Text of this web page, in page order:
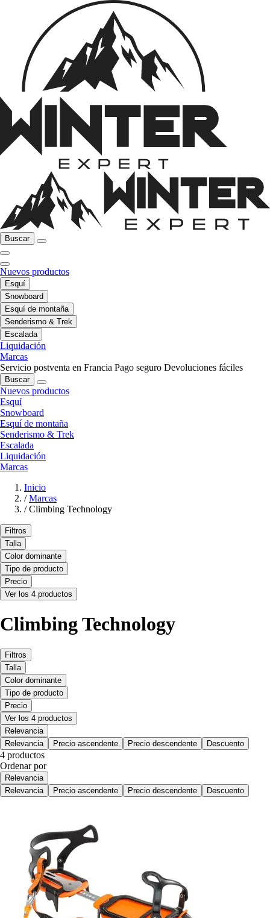
Buscar
Nuevos productos
Esquí
Snowboard
Esquí de montaña
Senderismo & Trek
Escalada
Liquidación
Marcas
Servicio postventa en Francia Pago seguro Devoluciones fáciles
Buscar
Nuevos productos
Esquí
Snowboard
Esquí de montaña
Senderismo & Trek
Escalada
Liquidación
Marcas
Inicio
/ Marcas
/ Climbing Technology
Filtros
Talla
Color dominante
Tipo de producto
Precio
Ver los 4 productos
Climbing Technology
Filtros
Talla
Color dominante
Tipo de producto
Precio
Ver los 4 productos
Relevancia
Relevancia
Precio ascendente Precio descendente Descuento
4 productos
Ordenar por
Relevancia
Relevancia
Precio ascendente Precio descendente Descuento